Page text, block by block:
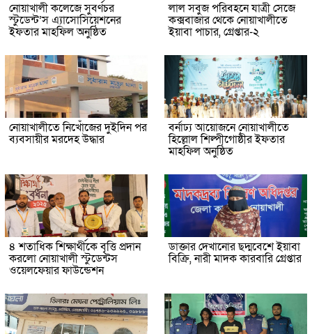
নোয়াখালী কলেজে সুবর্ণচর
স্টুডেন্ট’স এ্যাসোসিয়েশনের
ইফতার মাহফিল অনুষ্ঠিত
লাল সবুজ পরিবহনে যাত্রী সেজে
কক্সবাজার থেকে নোয়াখালীতে
ইয়াবা পাচার, গ্রেপ্তার-২
নোয়াখালীতে নিখোঁজের দুইদিন পর
ব্যবসায়ীর মরদেহ উদ্ধার
বর্নাঢ্য আয়োজনে নোয়াখালীতে
হিল্লোল শিল্পীগোষ্ঠীর ইফতার
মাহফিল অনুষ্ঠিত
৪ শতাধিক শিক্ষার্থীকে বৃত্তি প্রদান
করলো নোয়াখালী স্টুডেন্টস
ওয়েলফেয়ার ফাউন্ডেশন
ডাক্তার দেখানোর ছদ্মবেশে ইয়াবা
বিক্রি, নারী মাদক কারবারি গ্রেপ্তার